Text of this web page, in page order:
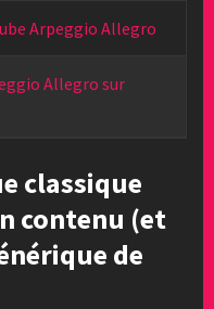
Arpeggio Allegro
Allegro sur
classique
contenu (et
de